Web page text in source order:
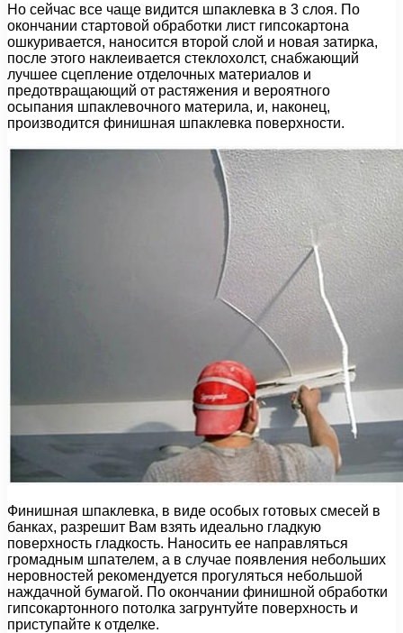
Но сейчас все чаще видится шпаклевка в 3 слоя. По
окончании стартовой обработки лист гипсокартона
ошкуривается, наносится второй слой и новая затирка,
после этого наклеивается стеклохолст, снабжающий
лучшее сцепление отделочных материалов и
предотвращающий от растяжения и вероятного
осыпания шпаклевочного материла, и, наконец,
производится финишная шпаклевка поверхности.
Финишная шпаклевка, в виде особых готовых смесей в
банках, разрешит Вам взять идеально гладкую
поверхность гладкость. Наносить ее направляться
громадным шпателем, а в случае появления небольших
неровностей рекомендуется прогуляться небольшой
наждачной бумагой. По окончании финишной обработки
гипсокартонного потолка загрунтуйте поверхность и
приступайте к отделке.